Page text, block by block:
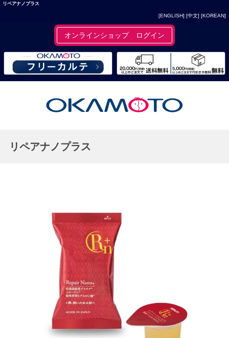
リペアナノプラス
[ENGLISH] [中文] [KOREAN]
オンラインショップ ログイン
リペアナノプラス